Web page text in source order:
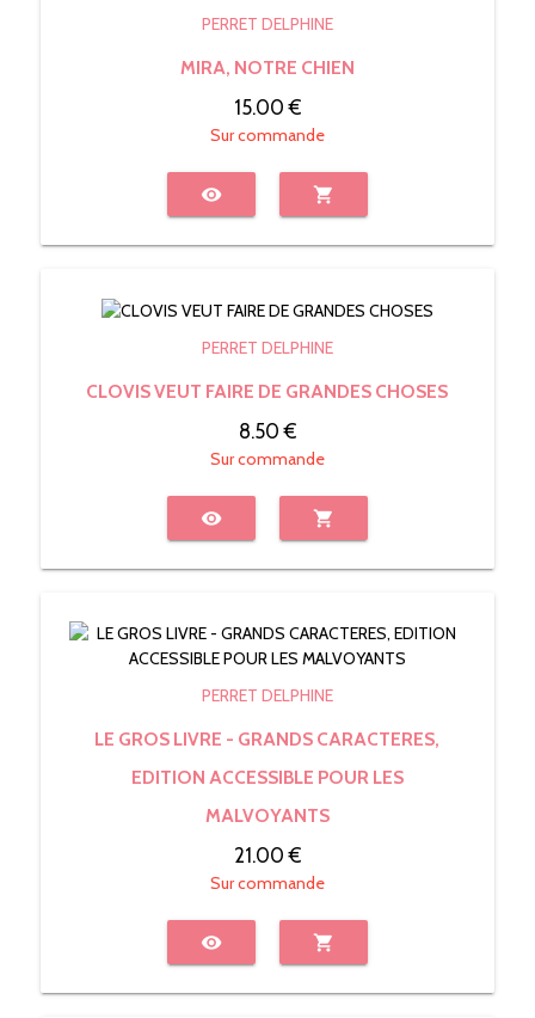
PERRET DELPHINE
MIRA, NOTRE CHIEN
15.00 €
Sur commande
visibility shopping_cart
PERRET DELPHINE
CLOVIS VEUT FAIRE DE GRANDES CHOSES
8.50 €
Sur commande
visibility shopping_cart
PERRET DELPHINE
LE GROS LIVRE - GRANDS CARACTERES,
EDITION ACCESSIBLE POUR LES
MALVOYANTS
21.00 €
Sur commande
visibility shopping_cart